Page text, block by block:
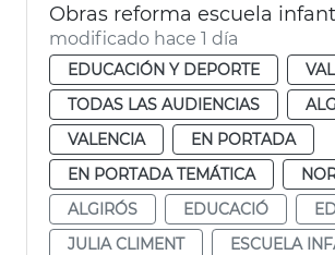
modificado hace 1 día
EDUCACIÓN Y DEPORTE
TODAS LAS AUDIENCIAS
VALENCIA
EN PORTADA
EN PORTADA TEMÁTICA
ALGIRÓS
EDUCACIÓ
JULIA CLIMENT
ESCUELA